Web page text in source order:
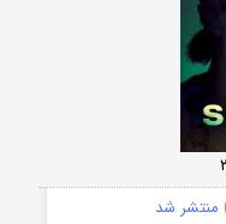
منتشر شد